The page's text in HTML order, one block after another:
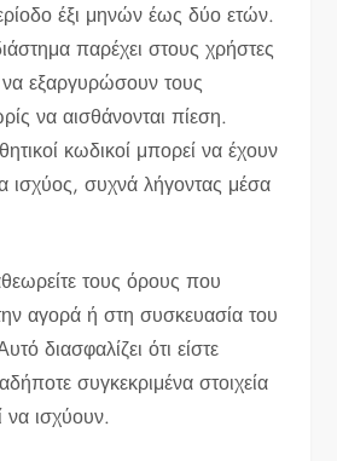
έξι μηνών έως δύο ετών.
παρέχει στους χρήστες
να εξαργυρώσουν τους
να αισθάνονται πίεση.
κωδικοί μπορεί να έχουν
ισχύος, συχνά λήγοντας μέσα
τους όρους που
αγορά ή στη συσκευασία του
διασφαλίζει ότι είστε
συγκεκριμένα στοιχεία
ισχύουν.